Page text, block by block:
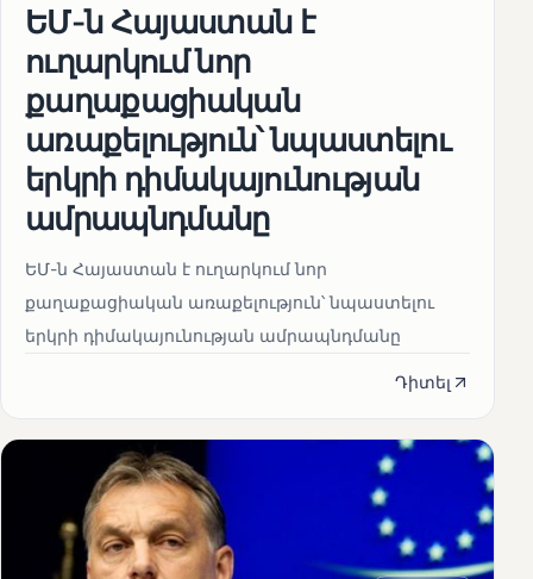
ԵՄ-ն Հայաստան է
ուղարկում նոր
քաղաքացիական
առաքելություն՝ նպաստելու
երկրի դիմակայունության
ամրապնդմանը
ԵՄ-ն Հայաստան է ուղարկում նոր
քաղաքացիական առաքելություն՝ նպաստելու
երկրի դիմակայունության ամրապնդմանը
Դիտել